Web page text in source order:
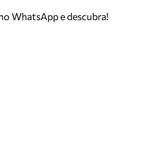
WhatsApp e descubra!